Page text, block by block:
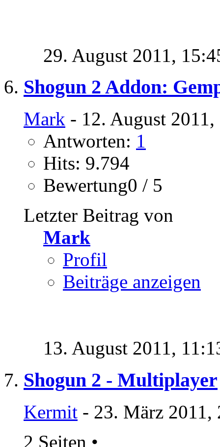
29. August 2011,
Shogun 2 Addon:
Mark - 12. August
Antworten: 1
Hits: 9.794
Bewertung0 / 5
Letzter Beitrag von
Mark
Profil
Beiträge anzeigen
13. August 2011,
Shogun 2 - Multiplayer
Kermit - 23. März 2011,
2 Seiten •